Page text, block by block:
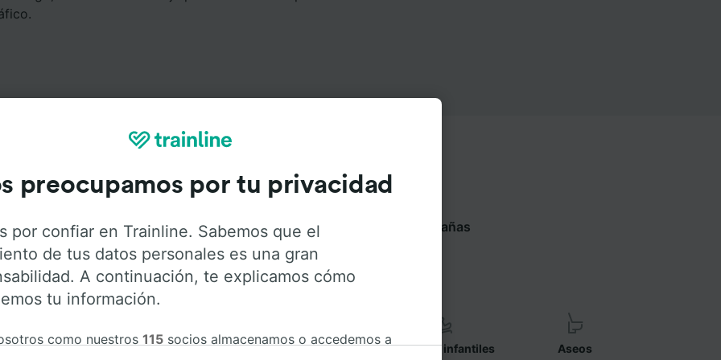
Servicios a bordo
Gare de Lyon a Cahors con Flixbus. Haz click en las siguientes pestañas
más información sobre los servicios que ofrece cada compañía
acondicionado
Acceso para
Equipaje Asientos infantiles Aseos
preocupamos por tu privacidad
por confiar en Trainline. Sabemos que el
de tus datos personales es una gran
A continuación, te explicamos cómo
tu información.
como nuestros 115 socios almacenamos o accedemos a